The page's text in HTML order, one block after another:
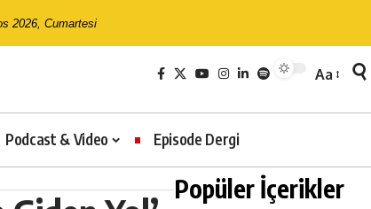
2026, Cumartesi
Aa
Podcast & Video Episode Dergi
Popüler İçerikler